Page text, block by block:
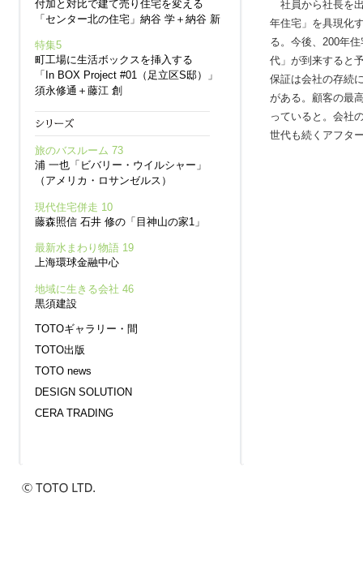
付加と対比で建て売り住宅を変える
「センター北の住宅」納谷 学＋納谷 新
特集5
町工場に生活ボックスを挿入する
「In BOX Project #01（足立区S邸）」
須永修通＋藤江 創
旅のバスルーム 73
浦 一也「ビバリー・ウイルシャー」
（アメリカ・ロサンゼルス）
現代住宅併走 10
藤森照信 石井 修の「目神山の家1」
最新水まわり物語 19
上海環球金融中心
地域に生きる会社 46
黒須建設
TOTOギャラリー・間
TOTO出版
TOTO news
DESIGN SOLUTION
CERA TRADING
社員から社長を
年住宅」を具現化
る。今後、200年
代」が到来すると
保証は会社の存続
がある。顧客の最
っていると。会社
世代も続くアフタ